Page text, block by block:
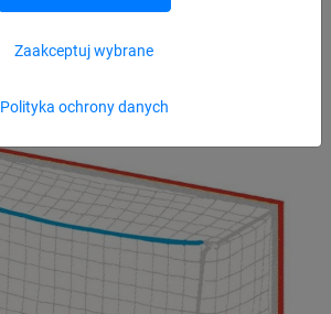
Polityka ochrony danych
Zaakceptuj wybrane